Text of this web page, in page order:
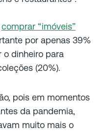
comprar “imóveis”
por apenas 39%
o dinheiro para
(20%).
pois em momentos
da pandemia,
muito mais o